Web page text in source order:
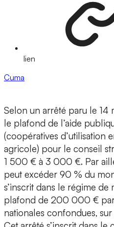
lien
Cuma
Selon un arrêté paru le 14
le plafond de l’aide
(coopératives d’utilisation
agricole) pour le conseil
1 500 € à 3 000 €. Par
peut excéder 90 % du
s’inscrit dans le régime de
plafond de 200 000 € par
nationales confondues,